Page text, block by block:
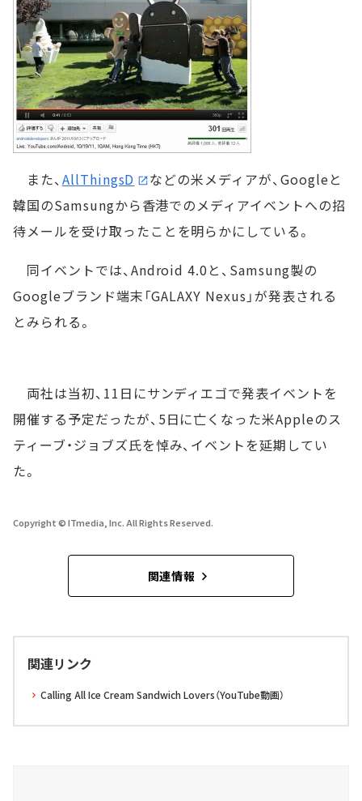
また、 AllThingsD
などの米メディアが、Googleと
韓国のSamsungから香港でのメディアイベントへの招
待メールを受け取ったことを明らかにしている。
同イベントでは、Android 4.0と、Samsung製の
Googleブランド端末「GALAXY Nexus」が発表される
とみられる。
両社は当初、11日にサンディエゴで発表イベントを
開催する予定だったが、5日に亡くなった米Appleのス
ティーブ・ジョブズ氏を悼み、イベントを延期してい
た。
Copyright © ITmedia, Inc. All Rights Reserved.
関連情報
関連リンク
Calling All Ice Cream Sandwich Lovers（YouTube動画）